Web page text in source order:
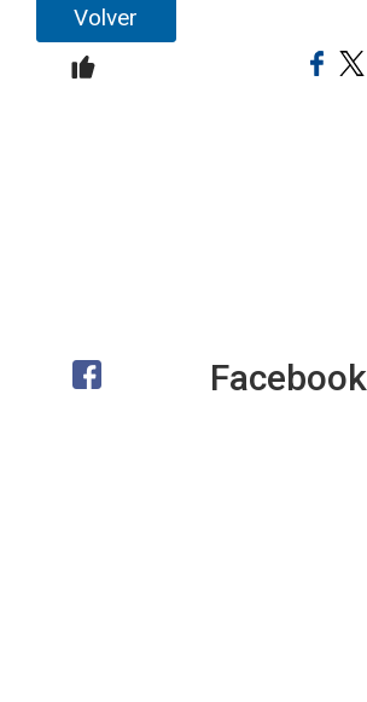
Volver
Facebook